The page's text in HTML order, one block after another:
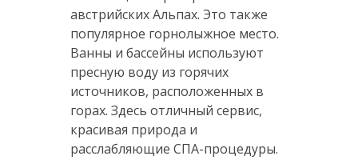
австрийских Альпах. Это также
популярное горнолыжное место.
Ванны и бассейны используют
пресную воду из горячих
источников, расположенных в
горах. Здесь отличный сервис,
красивая природа и
расслабляющие СПА-процедуры.